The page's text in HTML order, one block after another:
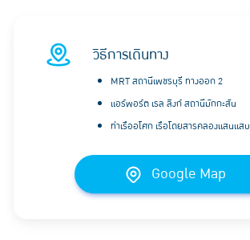
วิธีการเดินทาง
MRT สถานีเพชรบุรี ทางออก 2
แอร์พอร์ต เรล ลิงก์ สถานีมักกะสัน
ท่าเรืออโศก เรือโดยสารคลองแสนแสบ
Google Map